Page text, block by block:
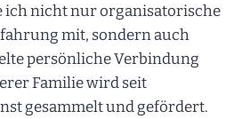
ich nicht nur organisatorische
mit, sondern auch
persönliche Verbindung
Familie wird seit
gesammelt und gefördert.